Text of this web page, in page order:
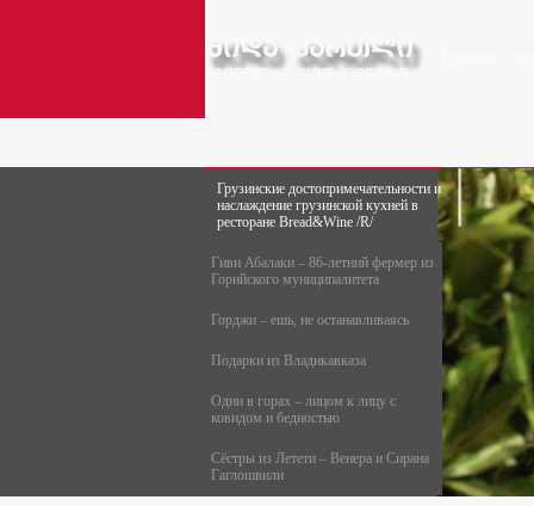
Грузинские достопримечательности и
наслаждение грузинской кухней в
ресторане Bread&Wine /R/
Гиви Абалаки – 86-летний фермер из
Горийского муниципалитета
Горджи – ешь, не останавливаясь
Подарки из Владикавказа
Одни в горах – лицом к лицу с
ковидом и бедностью
Сёстры из Летети – Венера и Сирана
Гаглошвили